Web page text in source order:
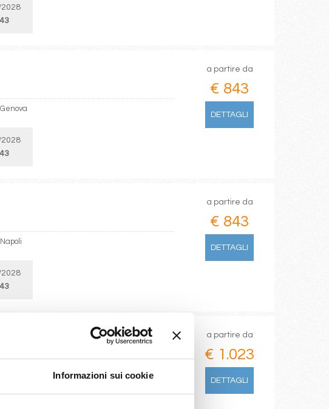
Informazioni sui cookie
a partire da
€ 843
DETTAGLI
a partire da
€ 843
DETTAGLI
a partire da
€ 1.023
DETTAGLI